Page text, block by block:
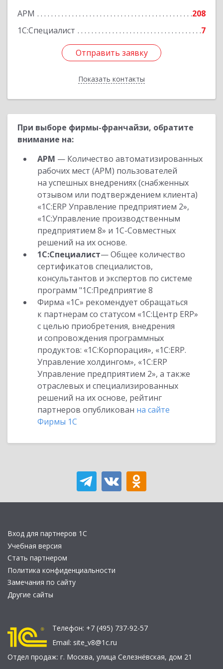
АРМ
208
1С:Специалист
7
Отправить заявку
Показать контакты
Отправить заявку
Назад
При выборе фирмы-франчайзи, обратите
внимание на:
АРМ — Количество автоматизированных
рабочих мест (АРМ) пользователей
на успешных внедрениях (снабженных
отзывом или подтверждением клиента)
«1С:ERP Управление предприятием 2»,
«1С:Управление производственным
предприятием 8» и 1С-Совместных
решений на их основе.
1С:Специалист— Общее количество
сертификатов специалистов,
консультантов и экспертов по системе
программ "1С:Предприятие 8
Фирма «1С» рекомендует обращаться
к партнерам со статусом «1С:Центр ERP»
с целью приобретения, внедрения
и сопровождения программных
продуктов: «1С:Корпорация», «1С:ERP.
Управление холдингом», «1С:ERP
Управление предприятием 2», а также
отраслевых и специализированных
решений на их основе, рейтинг
партнеров опубликован на сайте
Фирмы 1С
Вход для партнеров 1С
Учебная версия
Стать партнером
Политика конфиденциальности
Замечания по сайту
Другие сайты
Телефон: +7 (495) 737-92-57
Email: site_v8@1c.ru
Отдел продаж: г. Москва, улица Селезнёвская, дом 21